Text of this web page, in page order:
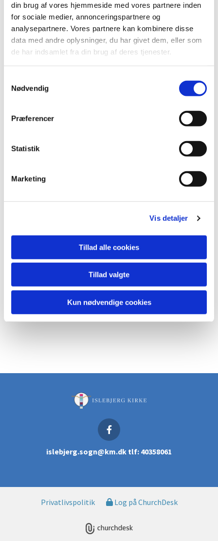
din brug af vores hjemmeside med vores partnere inden
for sociale medier, annonceringspartnere og
analysepartnere. Vores partnere kan kombinere disse
data med andre oplysninger, du har givet dem, eller som
de har indsamlet fra din brug af deres tjenester.
Nødvendig
Præferencer
Statistik
Marketing
Vis detaljer
Tillad alle cookies
Tillad valgte
Kun nødvendige cookies
Vi går en time i et tempo, hvor alle kan være med.
Vi mødes ved det runde bord/bænkesæt ved kirken, og
efter gåturen hygger vi med en kop varm kaffe eller the.
Du vil måske også kunne lide...
islebjerg.sogn@km.dk tlf: 40358061
Privatlivspolitik Log på ChurchDesk